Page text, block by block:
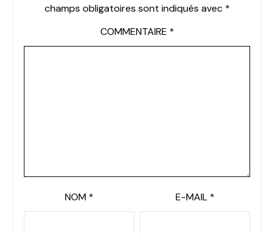
champs obligatoires sont indiqués avec *
COMMENTAIRE *
NOM * E-MAIL *